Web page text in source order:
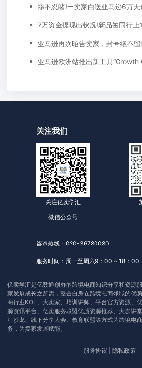
亚马逊再次昭告卖家，封号绝不留
关注我们
关注亿卖学汇
微信公众号
咨询热线：020-36780080
服务时间：周一至周六9：00 ~ 18：00
亿卖学汇是亿数通创办的跨境电商知识分享和资源
家发展成长之所需，整合自身在跨境电商领域的优
商行业KOL、大卖家、培训讲师、平台官方资源、
源资讯平台、亿卖服务联盟优质资源推荐、大咖讲
汇沙龙、线下分享大会、教育联盟等方式为跨境电
务，为卖家发展赋能。
服务协议 隐私政策